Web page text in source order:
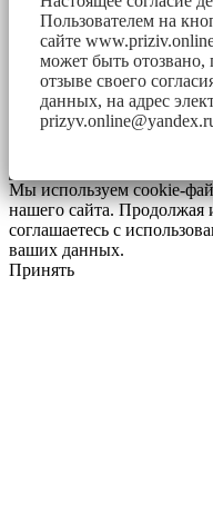
Пользователем на
сайте
может быть отозвано,
отзыве своего
данных, на адрес
Мы используем cookie-
нашего сайта. Продолжая
соглашаетесь с
ваших данных.
Принять